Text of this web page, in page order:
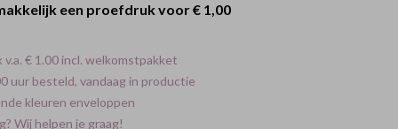
een proefdruk voor€ 1,00
v.a. € 1.00 incl. welkomstpakket
uur besteld, vandaag in productie
kleuren enveloppen
Wij helpen je graag!